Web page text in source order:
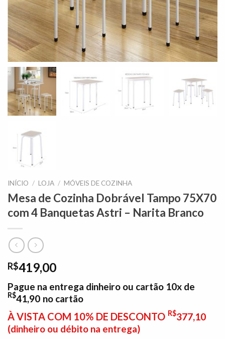
INÍCIO / LOJA / MÓVEIS DE COZINHA
Mesa de Cozinha Dobrável Tampo 75X70
com 4 Banquetas Astri – Narita Branco
R$419,00
Pague na entrega dinheiro ou cartão 10x de
R$41,90 no cartão
À VISTA COM 10% DE DESCONTO R$377,10
(dinheiro ou débito na entrega)